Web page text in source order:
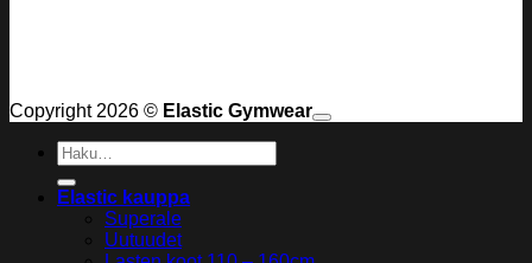
Copyright 2026 © Elastic Gymwear
Etsi:
Elastic kauppa
Superale
Uutuudet